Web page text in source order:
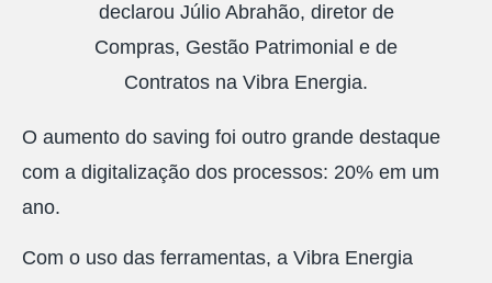
declarou Júlio Abrahão, diretor de
Compras, Gestão Patrimonial e de
Contratos na Vibra Energia.
O aumento do saving foi outro grande destaque
com a digitalização dos processos: 20% em um
ano.
Com o uso das ferramentas, a Vibra Energia